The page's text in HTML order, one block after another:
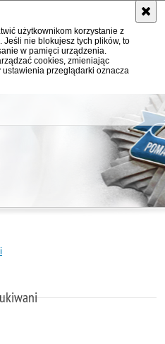
użytkownikom korzystanie z
Jeśli nie blokujesz tych plików, to
w pamięci urządzenia.
cookies, zmieniając
przeglądarki oznacza